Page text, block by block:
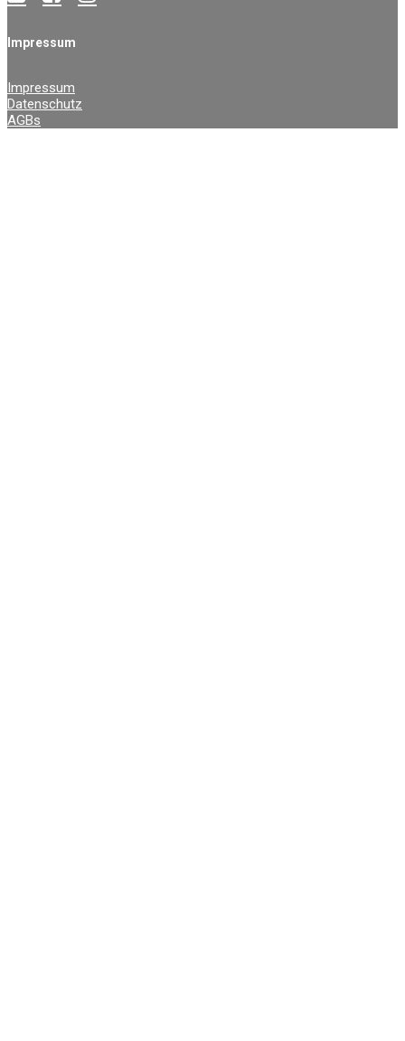
Impressum
Impressum
Datenschutz
AGBs